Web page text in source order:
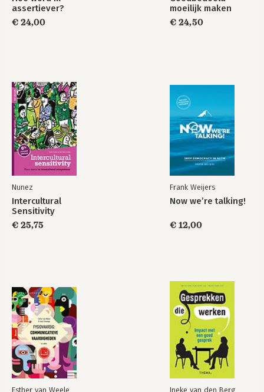
To Sell is Human Drive
Bekijk alle boeken
assertiever?
€ 24,00
moeilijk maken
€ 24,50
Nunez
Intercultural
Sensitivity
€ 25,75
Frank Weijers
Now we’re talking!
€ 12,00
Esther van Weele Ineke van den Berg